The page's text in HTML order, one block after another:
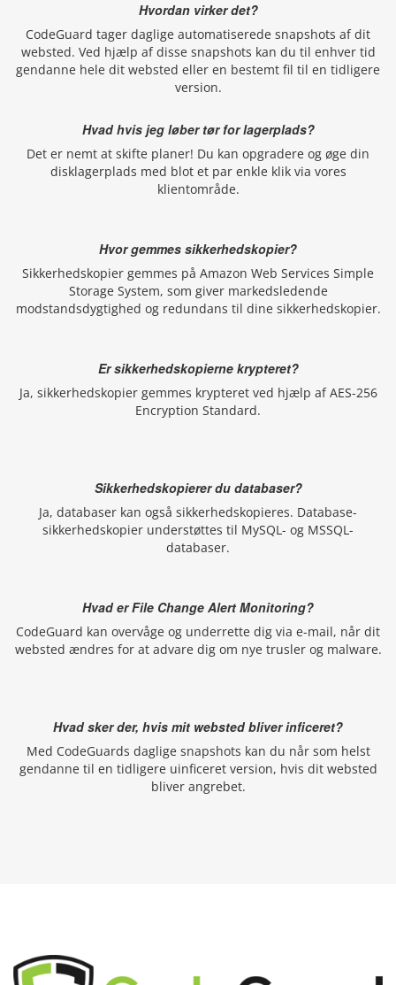
Hvordan virker det?
CodeGuard tager daglige automatiserede snapshots af dit
websted. Ved hjælp af disse snapshots kan du til enhver tid
gendanne hele dit websted eller en bestemt fil til en tidligere
version.
Hvad hvis jeg løber tør for lagerplads?
Det er nemt at skifte planer! Du kan opgradere og øge din
disklagerplads med blot et par enkle klik via vores
klientområde.
Hvor gemmes sikkerhedskopier?
Sikkerhedskopier gemmes på Amazon Web Services Simple
Storage System, som giver markedsledende
modstandsdygtighed og redundans til dine sikkerhedskopier.
Er sikkerhedskopierne krypteret?
Ja, sikkerhedskopier gemmes krypteret ved hjælp af AES-256
Encryption Standard.
Sikkerhedskopierer du databaser?
Ja, databaser kan også sikkerhedskopieres. Database-
sikkerhedskopier understøttes til MySQL- og MSSQL-
databaser.
Hvad er File Change Alert Monitoring?
CodeGuard kan overvåge og underrette dig via e-mail, når dit
websted ændres for at advare dig om nye trusler og malware.
Hvad sker der, hvis mit websted bliver inficeret?
Med CodeGuards daglige snapshots kan du når som helst
gendanne til en tidligere uinficeret version, hvis dit websted
bliver angrebet.